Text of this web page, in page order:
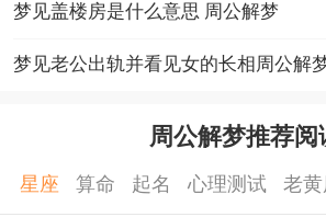
梦见盖楼房是什么意思 周公解梦
梦见老公出轨并看见女的长相周公解
周公解梦推荐阅
星座 算命 起名 心理测试 老